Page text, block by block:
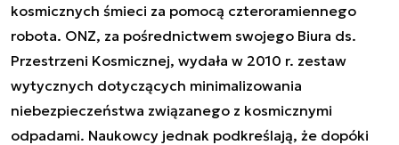
kosmicznych śmieci za pomocą czteroramiennego
robota. ONZ, za pośrednictwem swojego Biura ds.
Przestrzeni Kosmicznej, wydała w 2010 r. zestaw
wytycznych dotyczących minimalizowania
niebezpieczeństwa związanego z kosmicznymi
odpadami. Naukowcy jednak podkreślają, że dopóki